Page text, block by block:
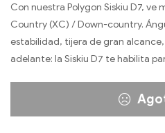
Con nuestra Polygon Siskiu D7, ve
Country (XC) / Down-country.
estabilidad, tijera de gran
adelante: la Siskiu D7 te habilita